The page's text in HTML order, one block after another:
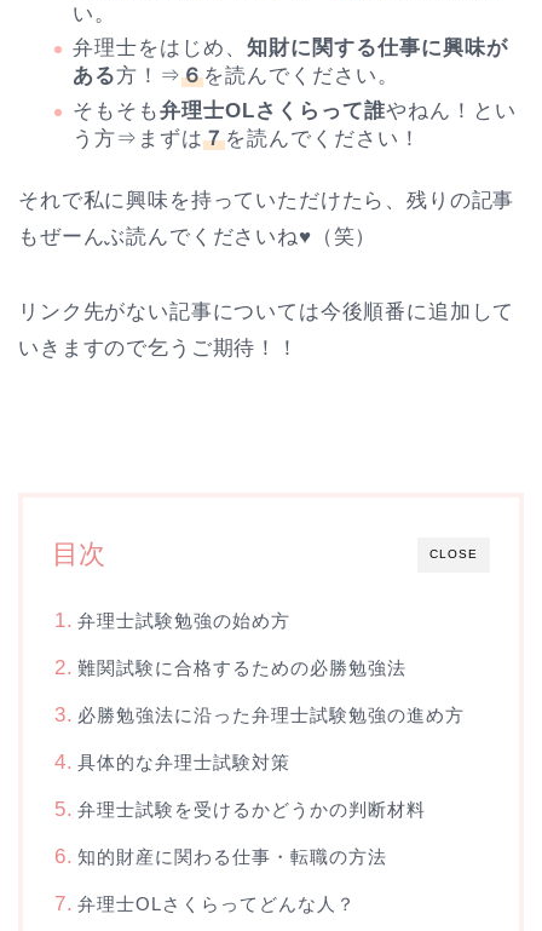
い。
弁理士をはじめ、 知財に関する仕事に興味が
ある方！⇒６を読んでください。
そもそも弁理士OLさくらって誰やねん！とい
う方⇒まずは７を読んでください！
それで私に興味を持っていただけたら、残りの記事
もぜーんぶ読んでくださいね♥（笑）
リンク先がない記事については今後順番に追加して
いきますので乞うご期待！！
CLOSE
目次
弁理士試験勉強の始め方
難関試験に合格するための必勝勉強法
必勝勉強法に沿った弁理士試験勉強の進め方
具体的な弁理士試験対策
弁理士試験を受けるかどうかの判断材料
知的財産に関わる仕事・転職の方法
弁理士OLさくらってどんな人？